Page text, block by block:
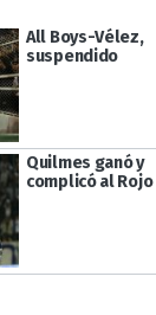
All Boys-Vélez,
suspendido
Quilmes ganó y
complicó al Rojo